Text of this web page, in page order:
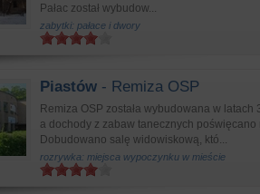
Pałac został wybudow...
zabytki: pałace i dwory
Piastów - Remiza OSP
Remiza OSP została wybudowana w
a dochody z zabaw tanecznych
Dobudowano salę widowiskową, któ...
rozrywka: miejsca wypoczynku w mieście